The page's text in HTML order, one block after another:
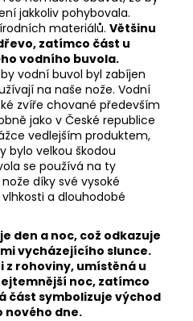
jakkoliv pohybovala.
materiálů. Většinu
zatímco část u
vodního buvola.
vodní buvol byl zabíjen
na naše nože. Vodní
zvíře chované především
jako v České republice
vedlejším produktem,
bylo velkou škodou
se používá na ty
díky své vysoké
a dlouhodobé
den a noc, což odkazuje
vycházejícího slunce.
rohoviny, umístěná u
noc, zatímco
část symbolizuje východ
nového dne.